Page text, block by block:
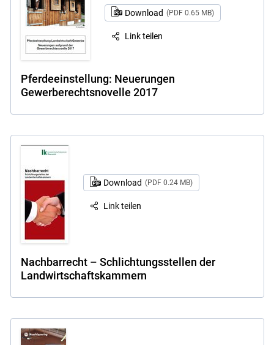
Download (PDF 0.65 MB)
Link teilen
Pferdeeinstellung: Neuerungen
Gewerberechtsnovelle 2017
Download (PDF 0.24 MB)
Link teilen
Nachbarrecht – Schlichtungsstellen der
Landwirtschaftskammern